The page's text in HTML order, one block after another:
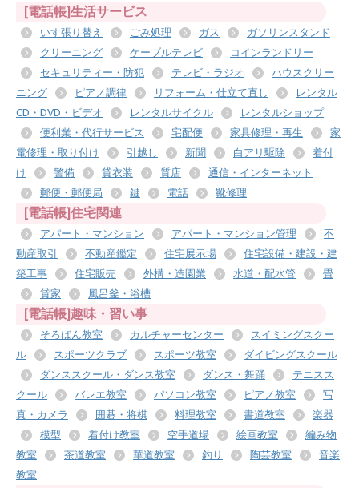
[電話帳]生活サービス
いす張り替え ごみ処理 ガス
ガソリンスタンド
クリーニング
ケーブルテレビ
コインランドリー
セキュリティー・防犯
テレビ・ラジオ
ハウスクリー
ニング
ピアノ調律 リフォーム・仕立て直し
レンタル
CD・DVD・ビデオ
レンタルサイクル
レンタルショップ
便利業・代行サービス
宅配便 家具修理・再生
家
電修理・取り付け
引越し 新聞 白アリ駆除
着付
け
警備 貸衣装 質店
通信・インターネット
郵便・郵便局
鍵 電話 靴修理
[電話帳]住宅関連
アパート・マンション アパート・マンション管理
不
動産取引
不動産鑑定 住宅展示場
住宅設備・建設・建
築工事
住宅販売 外構・造園業 水道・配水管
畳
貸家
風呂釜・浴槽
[電話帳]趣味・習い事
そろばん教室 カルチャーセンター
スイミングスクー
ル
スポーツクラブ スポーツ教室
ダイビングスクール
ダンススクール・ダンス教室
ダンス・舞踊
テニスス
クール
バレエ教室 パソコン教室 ピアノ教室
写
真・カメラ
囲碁・将棋 料理教室 書道教室
楽器
模型
着付け教室 空手道場 絵画教室
編み物
教室
茶道教室 華道教室 釣り 陶芸教室
音楽
教室